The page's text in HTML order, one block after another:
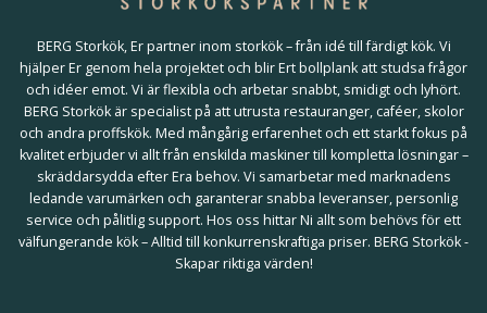
BERG Storkök, Er partner inom storkök – från idé till färdigt kök. Vi
hjälper Er genom hela projektet och blir Ert bollplank att studsa frågor
och idéer emot. Vi är flexibla och arbetar snabbt, smidigt och lyhört.
BERG Storkök är specialist på att utrusta restauranger, caféer, skolor
och andra proffskök. Med mångårig erfarenhet och ett starkt fokus på
kvalitet erbjuder vi allt från enskilda maskiner till kompletta lösningar –
skräddarsydda efter Era behov. Vi samarbetar med marknadens
ledande varumärken och garanterar snabba leveranser, personlig
service och pålitlig support. Hos oss hittar Ni allt som behövs för ett
välfungerande kök – Alltid till konkurrenskraftiga priser. BERG Storkök -
Skapar riktiga värden!